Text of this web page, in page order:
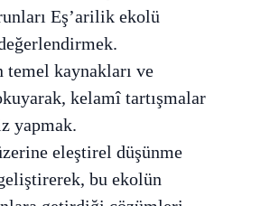
Eş’arilik ekolü
temel kaynakları ve
kelamî tartışmalar
yapmak.
eleştirel düşünme
bu ekolün